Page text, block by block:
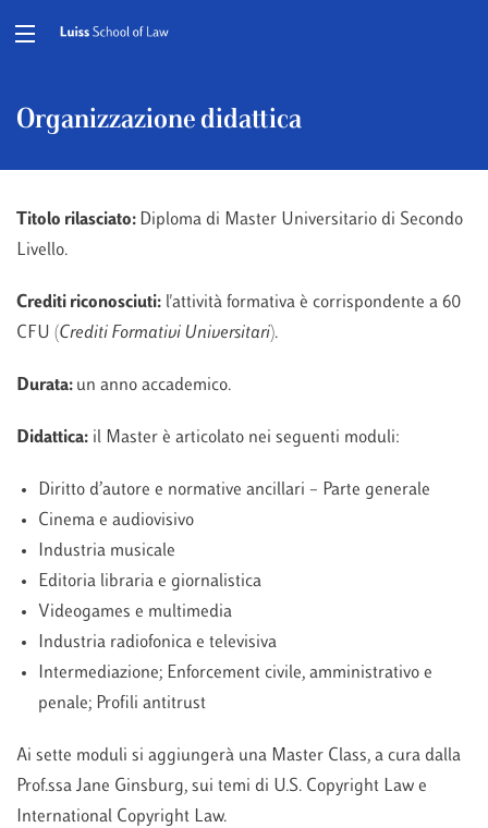
Organizzazione didattica
Titolo rilasciato: Diploma di Master Universitario di Secondo
Livello.
Crediti riconosciuti:l'attività formativa è corrispondente a 60
CFU (Crediti Formativi Universitari).
Durata: un anno accademico.
Didattica:il Master è articolato nei seguenti moduli:
Diritto d’autore e normative ancillari – Parte generale
Cinema e audiovisivo
Industria musicale
Editoria libraria e giornalistica
Videogames e multimedia
Industria radiofonica e televisiva
Intermediazione; Enforcement civile, amministrativo e
penale; Profili antitrust
Ai sette moduli si aggiungerà una Master Class, a cura dalla
Prof.ssa Jane Ginsburg, sui temi di U.S. Copyright Law e
International Copyright Law.